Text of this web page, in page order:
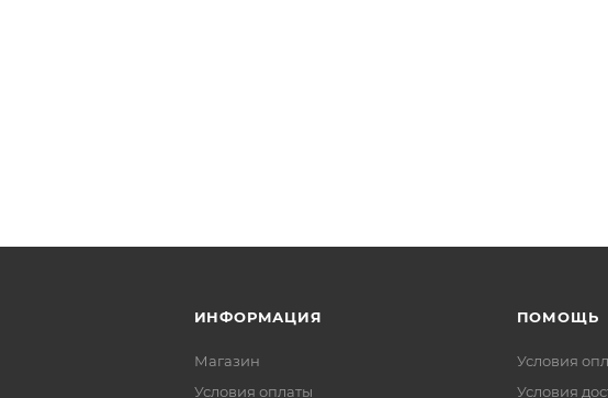
ИНФОРМАЦИЯ
Магазин
Условия оплаты
ПОМОЩЬ
Условия
Условия